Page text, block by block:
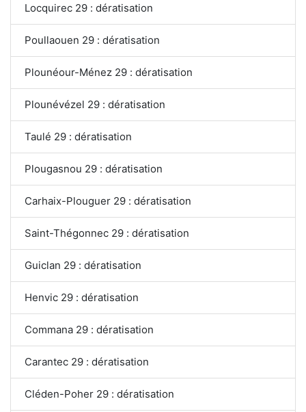
Locquirec 29 : dératisation
Poullaouen 29 : dératisation
Plounéour-Ménez 29 : dératisation
Plounévézel 29 : dératisation
Taulé 29 : dératisation
Plougasnou 29 : dératisation
Carhaix-Plouguer 29 : dératisation
Saint-Thégonnec 29 : dératisation
Guiclan 29 : dératisation
Henvic 29 : dératisation
Commana 29 : dératisation
Carantec 29 : dératisation
Cléden-Poher 29 : dératisation